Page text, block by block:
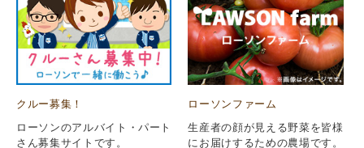
クルー募集！
ローソンのアルバイト・パート
さん募集サイトです。
ローソンファーム
生産者の顔が見える野菜を皆様
にお届けするための農場です。